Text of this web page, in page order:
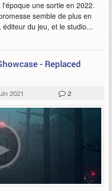
une sortie en 2022.
semble de plus en
du jeu, et le studio...
- Replaced
2021 2